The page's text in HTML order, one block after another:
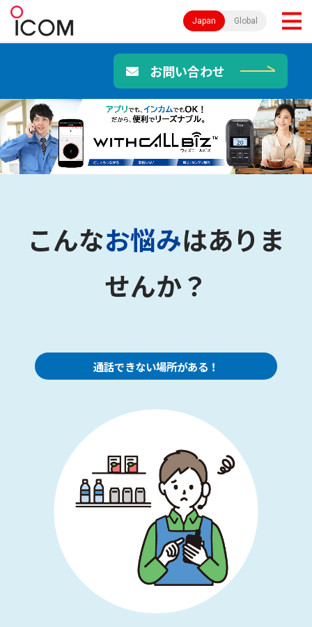
Japan Global
お問い合わせ
こんなお悩みはありま
せんか？
通話できない場所がある！